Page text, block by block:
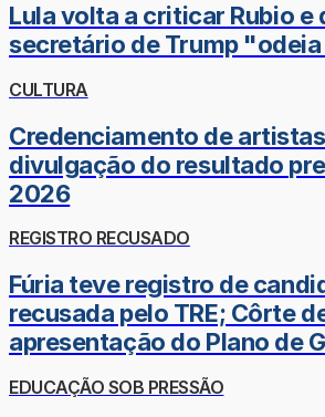
Lula volta a criticar Rubio e
secretário de Trump
CULTURA
Credenciamento de
divulgação do resultado
2026
REGISTRO RECUSADO
Fúria teve registro de
recusada pelo TRE; Côrte
apresentação do Plano de
EDUCAÇÃO SOB PRESSÃO